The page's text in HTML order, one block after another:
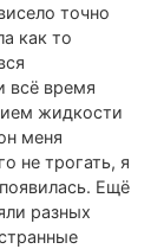
точно
как то
всё время
жидкости
меня
не трогать, я
Ещё
разных